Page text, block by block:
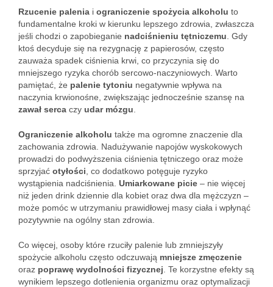
Rzucenie palenia i ograniczenie spożycia alkoholu to
fundamentalne kroki w kierunku lepszego zdrowia, zwłaszcza
jeśli chodzi o zapobieganie nadciśnieniu tętniczemu . Gdy
ktoś decyduje się na rezygnację z papierosów, często
zauważa spadek ciśnienia krwi, co przyczynia się do
mniejszego ryzyka chorób sercowo-naczyniowych. Warto
pamiętać, że palenie tytoniu negatywnie wpływa na
naczynia krwionośne, zwiększając jednocześnie szansę na
zawał serca czy udar mózgu
Ograniczenie alkoholu także ma ogromne znaczenie dla
zachowania zdrowia. Nadużywanie napojów wyskokowych
prowadzi do podwyższenia ciśnienia tętniczego oraz może
sprzyjać otyłości , co dodatkowo potęguje ryzyko
wystąpienia nadciśnienia. Umiarkowane picie – nie więcej
niż jeden drink dziennie dla kobiet oraz dwa dla mężczyzn –
może pomóc w utrzymaniu prawidłowej masy ciała i wpłynąć
pozytywnie na ogólny stan zdrowia.
Co więcej, osoby które rzuciły palenie lub zmniejszyły
spożycie alkoholu często odczuwają mniejsze zmęczenie
oraz poprawę wydolności fizycznej . Te korzystne efekty są
wynikiem lepszego dotlenienia organizmu oraz optymalizacji